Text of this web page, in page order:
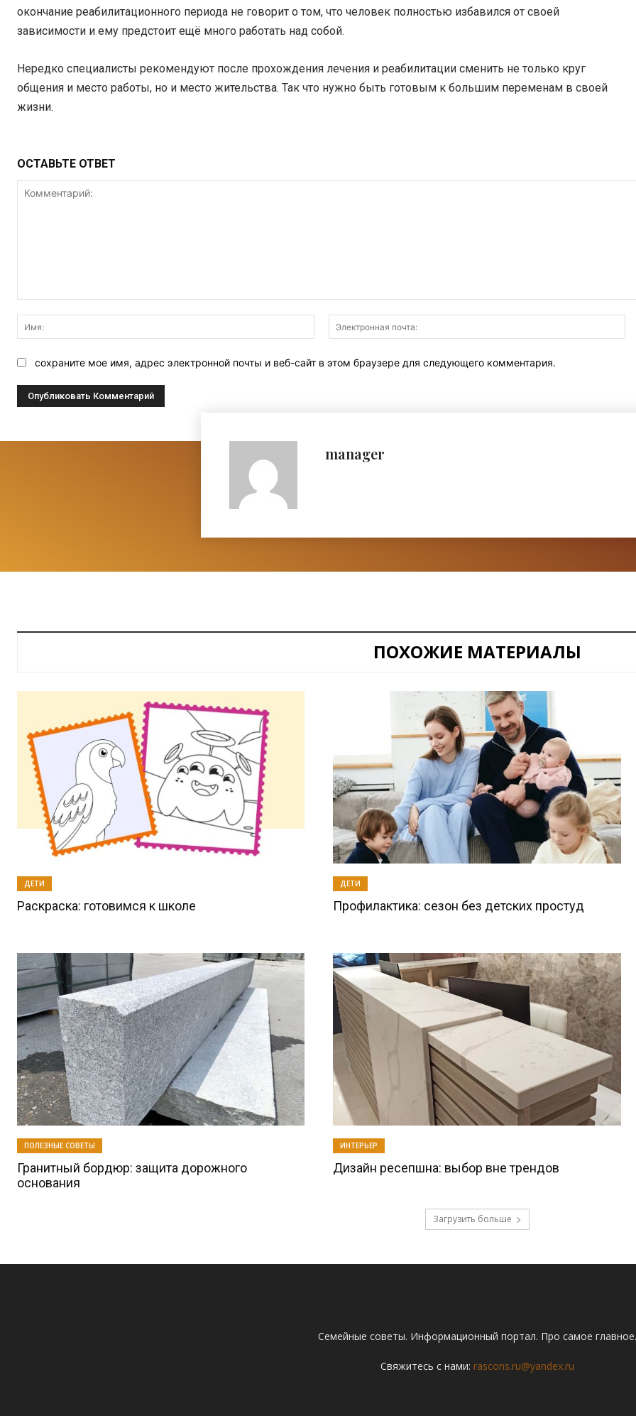
окончание реабилитационного периода не говорит о том, что человек полностью избавился от своей
зависимости и ему предстоит ещё много работать над собой.
Нередко специалисты рекомендуют после прохождения лечения и реабилитации сменить не только круг
общения и место работы, но и место жительства. Так что нужно быть готовым к большим переменам в своей
жизни.
ОСТАВЬТЕ ОТВЕТ
Имя:
сохраните мое имя, адрес электронной почты и веб-сайт в этом браузере для следующего комментария.
manager
ПОХОЖИЕ МАТЕРИАЛЫ
ДЕТИ
Раскраска: готовимся к школе
ДЕТИ
Профилактика: сезон без детских простуд
ПОЛЕЗНЫЕ СОВЕТЫ
Гранитный бордюр: защита дорожного
основания
ИНТЕРЬЕР
Дизайн ресепшна: выбор вне трендов
Загрузить больше
Семейные советы. Информационный портал. Про самое главное.
Свяжитесь с нами: rascons.ru@yandex.ru